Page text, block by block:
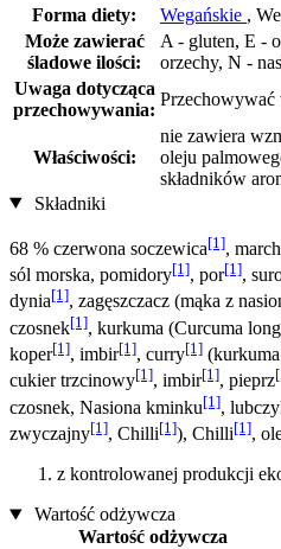
Forma diety:
Wegańskie ,
Może zawierać
śladowe ilości:
A - gluten, E -
orzechy, N -
Uwaga dotycząca
przechowywania:
Przechowywać
Właściwości:
nie zawiera
oleju
składników
Składniki
68 % czerwona soczewica[1],
sól morska, pomidory[1], por[1],
dynia[1], zagęszczacz (mąka z
czosnek[1], kurkuma (Curcuma
koper[1], imbir[1], curry[1]
cukier trzcinowy[1], imbir[1], pieprz
czosnek, Nasiona kminku[1],
zwyczajny[1], Chilli[1]), Chilli[1],
z kontrolowanej produkcji
Wartość odżywcza
Wartość odżywcza